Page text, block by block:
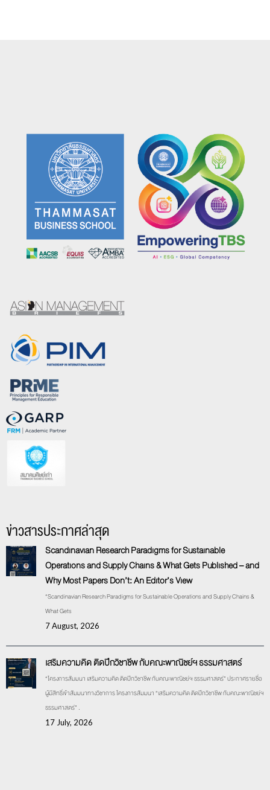
ข่าวสารประกาศล่าสุด
Scandinavian Research Paradigms for Sustainable
Operations and Supply Chains & What Gets Published – and
Why Most Papers Don’t: An Editor’s View
“Scandinavian Research Paradigms for Sustainable Operations and Supply Chains &
What Gets
7 August, 2026
เสริมความคิด ติดปีกวิชาชีพ กับคณะพาณิชย์ฯ ธรรมศาสตร์
“โครงการสัมมนา เสริมความคิด ติดปีกวิชาชีพ กับคณะพาณิชย์ฯ ธรรมศาสตร์” ประกาศรายชื่อ
ผู้มีสิทธิ์เข้าสัมมนาทางวิชาการ โครงการสัมมนา “เสริมความคิด ติดปีกวิชาชีพ กับคณะพาณิชย์ฯ
ธรรมศาสตร์” .
17 July, 2026